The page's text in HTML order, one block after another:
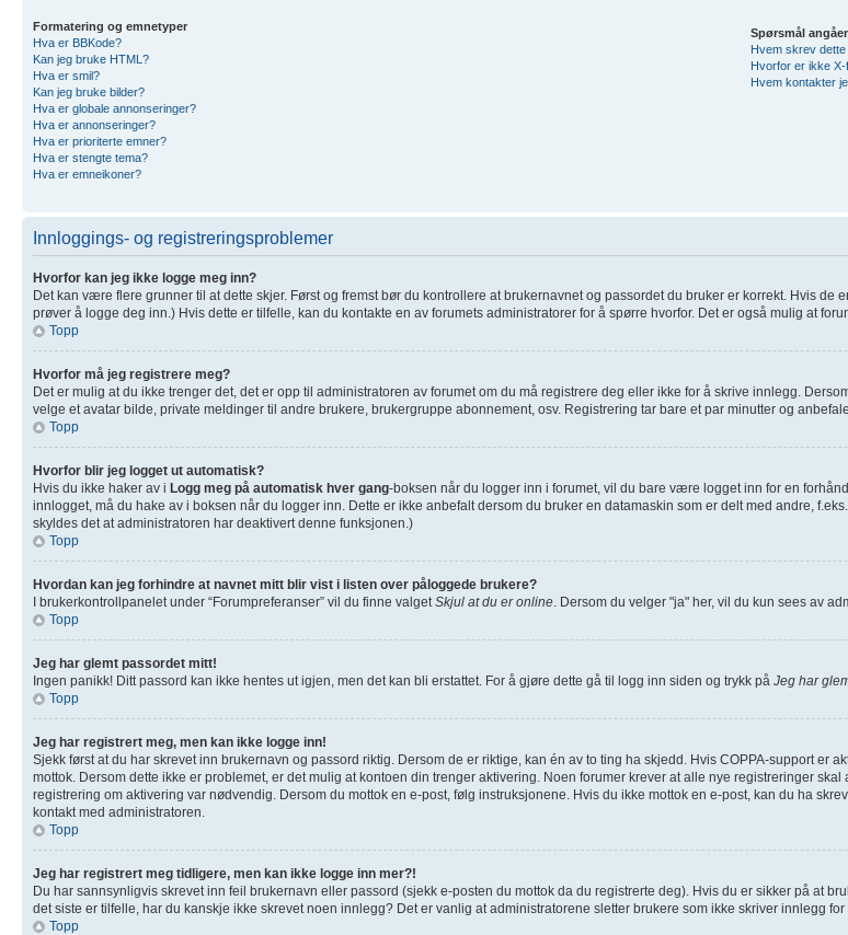
Formatering og emnetyper
Hva er BBKode?
Kan jeg bruke HTML?
Hva er smil?
Kan jeg bruke bilder?
Hva er globale annonseringer?
Hva er annonseringer?
Hva er prioriterte emner?
Hva er stengte tema?
Hva er emneikoner?
Spørsmål
Hvem skrev
Hvorfor er ikke X-
Hvem kontakter
Innloggings- og registreringsproblemer
Hvorfor kan jeg ikke logge meg inn?
Det kan være flere grunner til at dette skjer. Først og fremst bør du kontrollere at brukernavnet og passordet du bruker er korrekt. Hvis
prøver å logge deg inn.) Hvis dette er tilfelle, kan du kontakte en av forumets administratorer for å spørre hvorfor. Det er også mulig at
Topp
Hvorfor må jeg registrere meg?
Det er mulig at du ikke trenger det, det er opp til administratoren av forumet om du må registrere deg eller ikke for å skrive innlegg.
velge et avatar bilde, private meldinger til andre brukere, brukergruppe abonnement, osv. Registrering tar bare et par minutter og
Topp
Hvorfor blir jeg logget ut automatisk?
Hvis du ikke haker av i Logg meg på automatisk hver gang-boksen når du logger inn i forumet, vil du bare være logget inn for en
innlogget, må du hake av i boksen når du logger inn. Dette er ikke anbefalt dersom du bruker en datamaskin som er delt med andre,
skyldes det at administratoren har deaktivert denne funksjonen.)
Topp
Hvordan kan jeg forhindre at navnet mitt blir vist i listen over påloggede brukere?
I brukerkontrollpanelet under “Forumpreferanser” vil du finne valget Skjul at du er online . Dersom du velger "ja" her, vil du kun sees av
Topp
Jeg har glemt passordet mitt!
Ingen panikk! Ditt passord kan ikke hentes ut igjen, men det kan bli erstattet. For å gjøre dette gå til logg inn siden og trykk på Jeg har
Topp
Jeg har registrert meg, men kan ikke logge inn!
Sjekk først at du har skrevet inn brukernavn og passord riktig. Dersom de er riktige, kan én av to ting ha skjedd. Hvis COPPA-support er
mottok. Dersom dette ikke er problemet, er det mulig at kontoen din trenger aktivering. Noen forumer krever at alle nye registreringer
registrering om aktivering var nødvendig. Dersom du mottok en e-post, følg instruksjonene. Hvis du ikke mottok en e-post, kan du ha
kontakt med administratoren.
Topp
Jeg har registrert meg tidligere, men kan ikke logge inn mer?!
Du har sannsynligvis skrevet inn feil brukernavn eller passord (sjekk e-posten du mottok da du registrerte deg). Hvis du er sikker på at
det siste er tilfelle, har du kanskje ikke skrevet noen innlegg? Det er vanlig at administratorene sletter brukere som ikke skriver innlegg
Topp